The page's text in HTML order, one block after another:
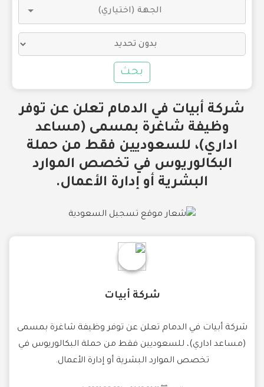
بحث
شركة أبيات في الدمام تعلن عن توفر
وظيفة شاغرة بمسمى (مساعد
اداري)، للسعوديين فقط من حملة
البكالوريوس في تخصص الموارد
البشرية أو إدارة الأعمال.
شركة أبيات
شركة أبيات في الدمام تعلن عن توفر وظيفة شاغرة بمسمى
(مساعد اداري)، للسعوديين فقط من حملة البكالوريوس في
تخصص الموارد البشرية أو إدارة الأعمال.